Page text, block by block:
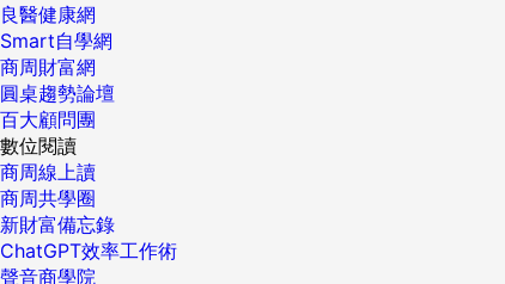
良醫健康網
Smart自學網
商周財富網
圓桌趨勢論壇
百大顧問團
數位閱讀
商周線上讀
商周共學圈
新財富備忘錄
ChatGPT效率工作術
聲音商學院